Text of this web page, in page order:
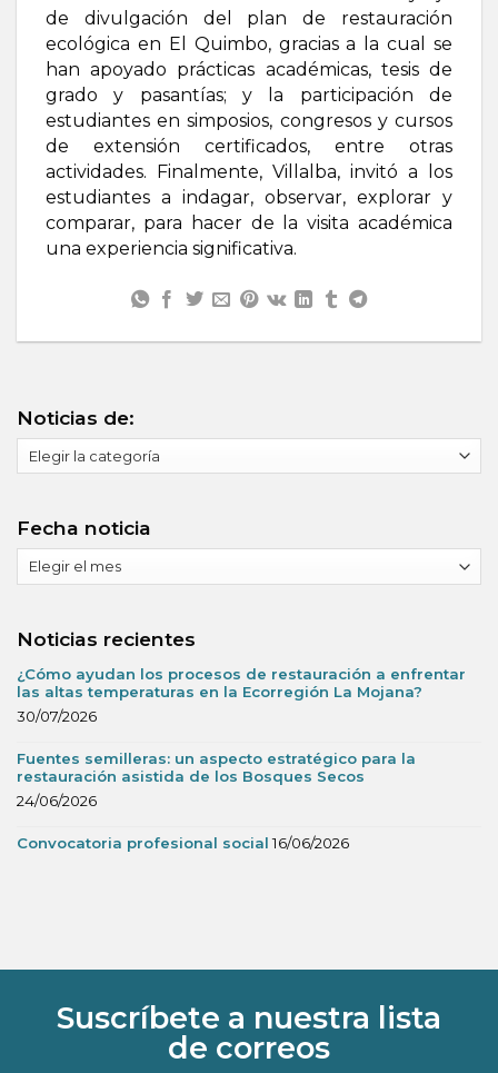
de divulgación del plan de restauración
ecológica en El Quimbo, gracias a la cual se
han apoyado prácticas académicas, tesis de
grado y pasantías; y la participación de
estudiantes en simposios, congresos y cursos
de extensión certificados, entre otras
actividades. Finalmente, Villalba, invitó a los
estudiantes a indagar, observar, explorar y
comparar, para hacer de la visita académica
una experiencia significativa.
Noticias de:
de:
Fecha noticia
noticia
Noticias recientes
¿Cómo ayudan los procesos de restauración a enfrentar
las altas temperaturas en la Ecorregión La Mojana?
30/07/2026
Fuentes semilleras: un aspecto estratégico para la
restauración asistida de los Bosques Secos
24/06/2026
Convocatoria profesional social 16/06/2026
Suscríbete a nuestra lista
de correos